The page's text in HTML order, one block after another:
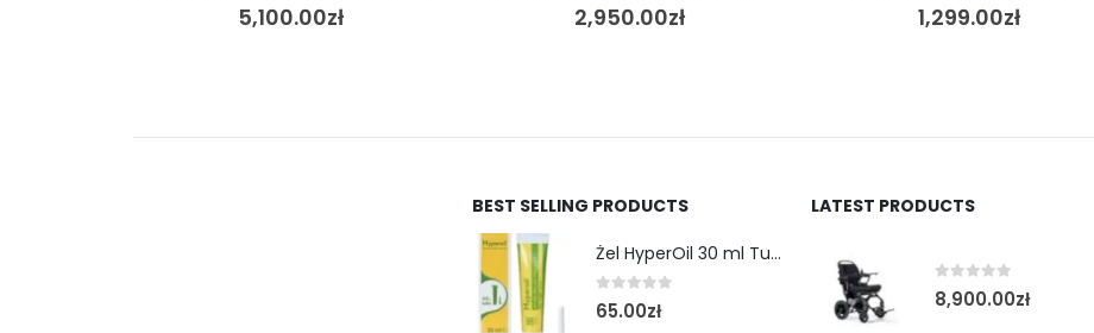
5,100.00zł 2,950.00zł 1,299.00zł
BEST SELLING PRODUCTS
Żel HyperOil 30 ml Tubka
0out of 5
65.00zł
LATEST PRODUCTS
0out of 5
8,900.00zł